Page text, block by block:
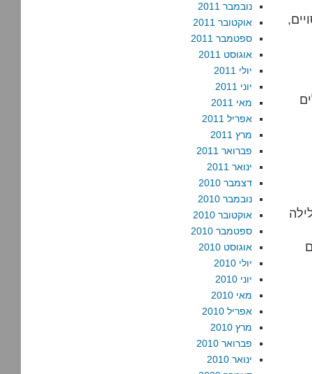
נובמבר 2011
אוקטובר 2011
ספטמבר 2011
אוגוסט 2011
יולי 2011
יוני 2011
מאי 2011
אפריל 2011
מרץ 2011
פברואר 2011
ינואר 2011
דצמבר 2010
נובמבר 2010
אוקטובר 2010
ספטמבר 2010
אוגוסט 2010
יולי 2010
יוני 2010
מאי 2010
אפריל 2010
מרץ 2010
פברואר 2010
ינואר 2010